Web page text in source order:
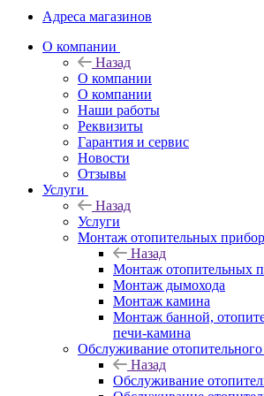
Адреса магазинов
O компании
Назад
O компании
О компании
Наши работы
Реквизиты
Гарантия и сервис
Новости
Отзывы
Услуги
Назад
Услуги
Монтаж отопительных
Назад
Монтаж отопительных
Монтаж дымохода
Монтаж камина
Монтаж банной,
печи-камина
Обслуживание
Назад
Обслуживание